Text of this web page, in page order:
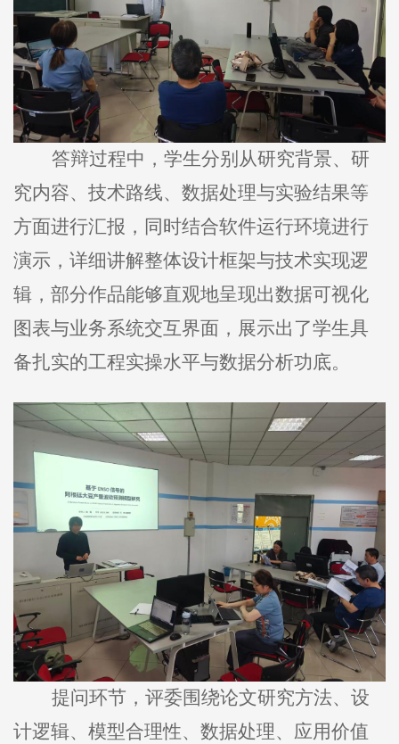
答辩过程中，学生分别从研究背景、研
究内容、技术路线、数据处理与实验结果等
方面进行汇报，同时结合软件运行环境进行
演示，详细讲解整体设计框架与技术实现逻
辑，部分作品能够直观地呈现出数据可视化
图表与业务系统交互界面，展示出了学生具
备扎实的工程实操水平与数据分析功底。
提问环节，评委围绕论文研究方法、设
计逻辑、模型合理性、数据处理、应用价值